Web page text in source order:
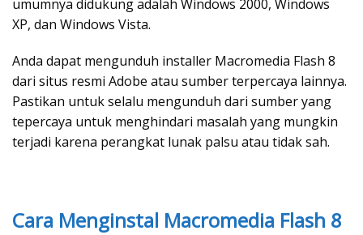
umumnya didukung adalah Windows 2000, Windows
XP, dan Windows Vista.
Anda dapat mengunduh installer Macromedia Flash 8
dari situs resmi Adobe atau sumber terpercaya lainnya.
Pastikan untuk selalu mengunduh dari sumber yang
tepercaya untuk menghindari masalah yang mungkin
terjadi karena perangkat lunak palsu atau tidak sah.
Cara Menginstal Macromedia Flash 8